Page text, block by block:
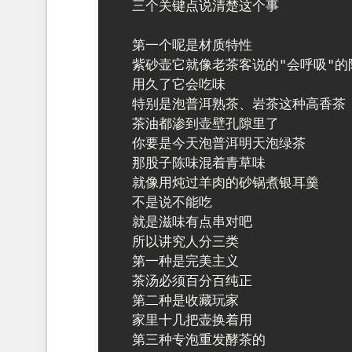
三个关键点说清楚这个事
第一个呢是材质特性
紫砂壶它就像老茶客说的"会呼吸"的
用久了它会吃味
特别是泡普洱熟茶、岩茶这种高香茶
茶油都渗到壶壁孔隙里了
你要是今天泡普洱明天泡绿茶
那股子陈味混着青草味
就像用炖过羊肉的砂锅煮银耳羹
不是说不能吃
就是滋味有点串对吧
所以讲究人分三类
第一种是完美主义
茶汤必须百分百纯正
第二种是收藏玩家
家里十几把壶换着用
第三种专泡重发酵茶的